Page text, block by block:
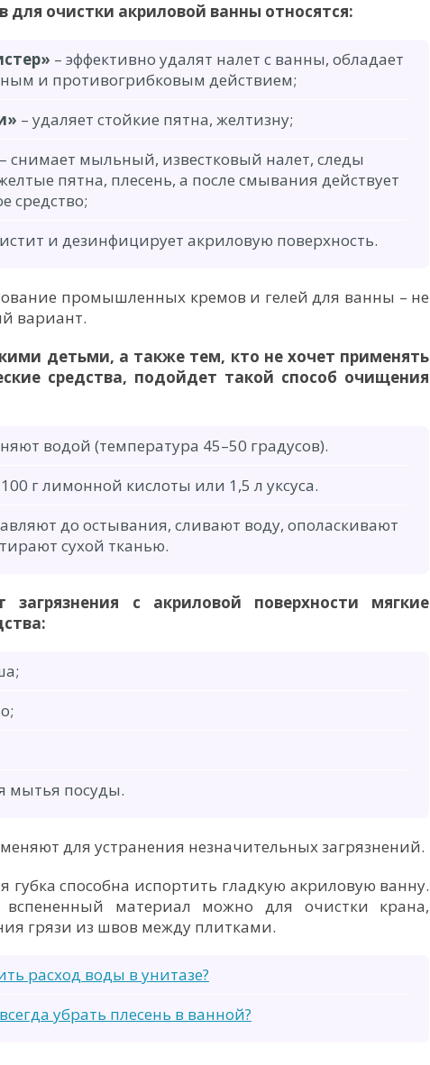
для очистки акриловой ванны относятся:
– эффективно удалят налет с ванны, обладает
и противогрибковым действием;
– удаляет стойкие пятна, желтизну;
– снимает мыльный, известковый налет, следы
пятна, плесень, а после смывания действует
средство;
и дезинфицирует акриловую поверхность.
промышленных кремов и гелей для ванны – не
вариант.
детьми, а также тем, кто не хочет применять
средства, подойдет такой способ очищения
водой (температура 45–50 градусов).
г лимонной кислоты или 1,5 л уксуса.
до остывания, сливают воду, ополаскивают
сухой тканью.
с акриловой поверхности мягкие
мытья посуды.
для устранения незначительных загрязнений.
губка способна испортить гладкую акриловую ванну.
вспененный материал можно для очистки крана,
грязи из швов между плитками.
расход воды в унитазе?
убрать плесень в ванной?